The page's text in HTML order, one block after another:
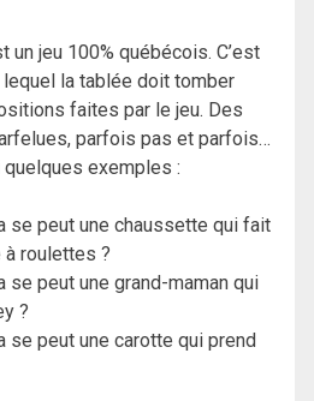
un jeu 100% québécois. C’est
la tablée doit tomber
faites par le jeu. Des
parfois pas et parfois…
exemples :
se peut une chaussette qui fait
à roulettes ?
se peut une grand-maman qui
?
se peut une carotte qui prend